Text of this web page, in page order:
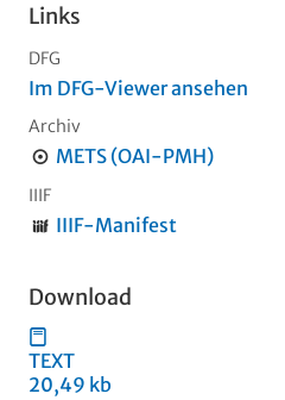
Links
DFG
Im DFG-Viewer ansehen
Archiv
METS (OAI-PMH)
IIIF
IIIF-Manifest
Download
TEXT
20,49 kb